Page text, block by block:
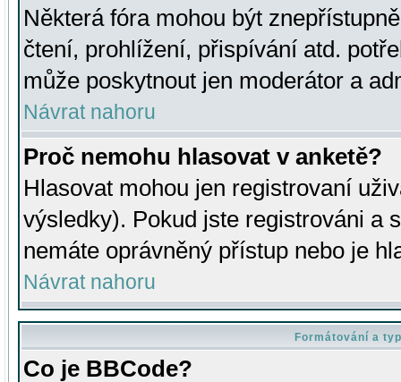
Některá fóra mohou být
čtení, prohlížení, přispívání atd.
může poskytnout jen moderátor a
Návrat nahoru
Proč nemohu hlasovat v anketě?
Hlasovat mohou jen registrovaní
výsledky). Pokud jste registrováni a
nemáte oprávněný přístup nebo je
Návrat nahoru
Formátování a
Co je BBCode?